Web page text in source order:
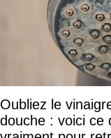
Oubliez le
douche : voici ce